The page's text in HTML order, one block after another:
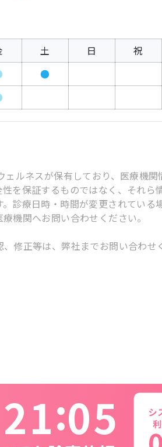
土 日 祝
●
ルネスが保有しており、医療機関
を保証するものではなく、それら
診療日時・時間が変更されている
機関へお問い合わせください。
修正等は、弊社までお問い合わせ
21 05